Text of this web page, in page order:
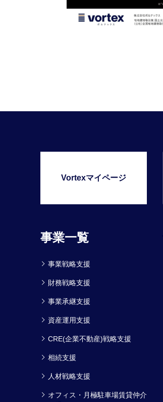
Vortexマイページ
事業一覧
事業戦略支援
財務戦略支援
事業承継支援
資産運用支援
CRE(企業不動産)戦略支援
相続支援
人材戦略支援
オフィス・月極駐車場賃貸仲介